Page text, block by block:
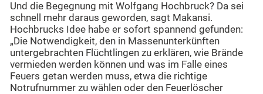
Und die Begegnung mit Wolfgang Hochbruck? Da sei
schnell mehr daraus geworden, sagt Makansi.
Hochbrucks Idee habe er sofort spannend gefunden:
„Die Notwendigkeit, den in Massenunterkünften
untergebrachten Flüchtlingen zu erklären, wie Brände
vermieden werden können und was im Falle eines
Feuers getan werden muss, etwa die richtige
Notrufnummer zu wählen oder den Feuerlöscher